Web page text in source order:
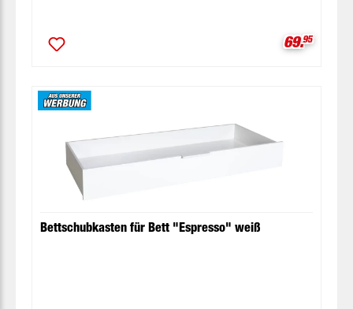
69.95
Bettschubkasten für Bett "Espresso" weiß